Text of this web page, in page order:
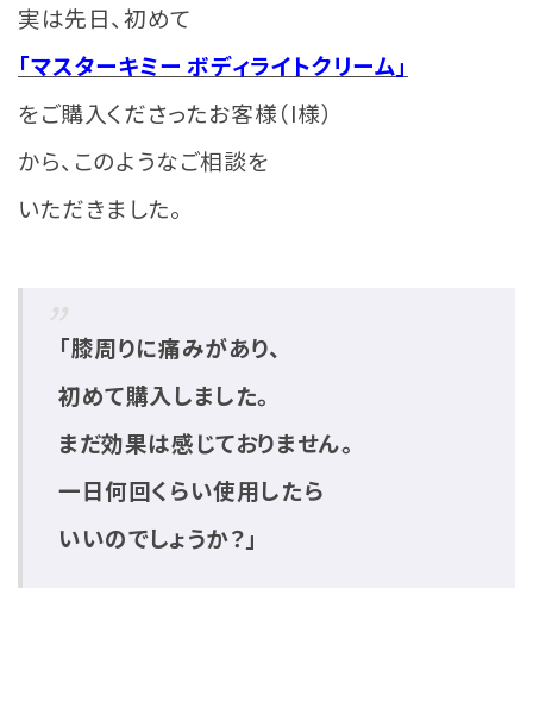
実は先日、初めて
「マスターキミー ボディライトクリーム」
をご購入くださったお客様（I様）
から、このようなご相談を
いただきました。
「膝周りに痛みがあり、
初めて購入しました。
まだ効果は感じておりません。
一日何回くらい使用したら
いいのでしょうか？」